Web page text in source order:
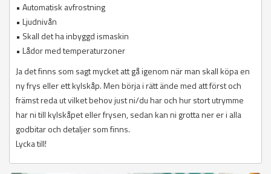
• Automatisk avfrostning
• Ljudnivån
• Skall det ha inbyggd ismaskin
• Lådor med temperaturzoner
Ja det finns som sagt mycket att gå igenom när man skall köpa en
ny frys eller ett kylskåp. Men börja i rätt ände med att först och
främst reda ut vilket behov just ni/du har och hur stort utrymme
har ni till kylskåpet eller frysen, sedan kan ni grotta ner er i alla
godbitar och detaljer som finns.
Lycka till!